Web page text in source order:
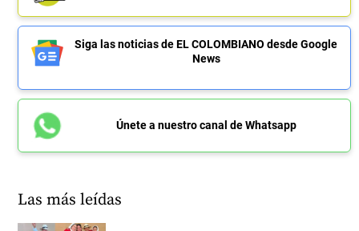
Siga las noticias de EL COLOMBIANO desde Google
News
Únete a nuestro canal de Whatsapp
Las más leídas